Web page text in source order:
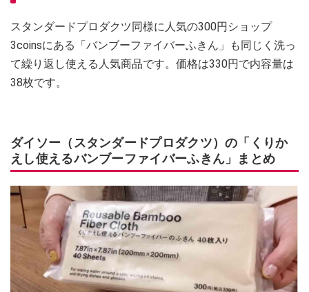
スタンダードプロダクツ同様に人気の300円ショップ
3coinsにある「バンブーファイバーふきん」も同じく洗っ
て繰り返し使える人気商品です。価格は330円で内容量は
38枚です。
ダイソー（スタンダードプロダクツ）の「くりか
えし使えるバンブーファイバーふきん」まとめ